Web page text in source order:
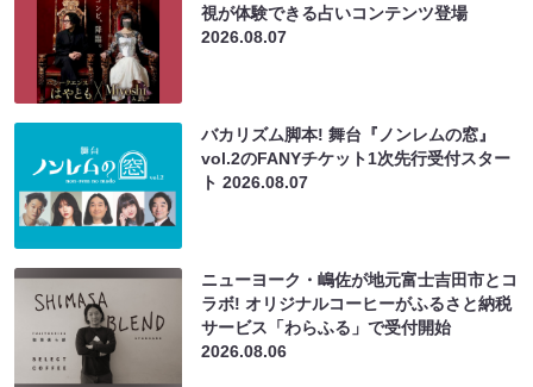
視が体験できる占いコンテンツ登場
2026.08.07
バカリズム脚本! 舞台『ノンレムの窓』
vol.2のFANYチケット1次先行受付スター
ト2026.08.07
ニューヨーク・嶋佐が地元富士吉田市とコ
ラボ! オリジナルコーヒーがふるさと納税
サービス「わらふる」で受付開始
2026.08.06